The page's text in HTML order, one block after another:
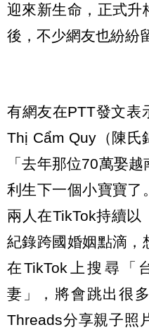
迎來新生命，正式升
後，不少網友也紛紛
有網友在PTT發文表
Thị Cẩm Quy（陳氏
「去年那位70萬娶
利生下一個小寶寶了
兩人在TikTok持續以
紀錄跨國婚姻點滴，
在TikTok上搜尋「
妻」，將會跳出很
Threads分享親子照